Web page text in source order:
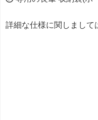
詳細な仕様に関しまして